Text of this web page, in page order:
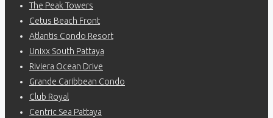
The Peak Towers
Cetus Beach Front
Atlantis Condo Resort
Unixx South Pattaya
Riviera Ocean Drive
Grande Caribbean Condo
Club Royal
Centric Sea Pattaya